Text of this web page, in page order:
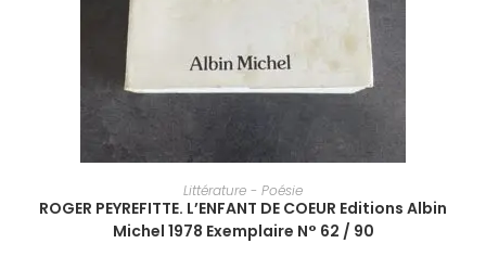
AJOUTER AU PANIER
Littérature - Poésie
ROGER PEYREFITTE. L’ENFANT DE COEUR Editions Albin
Michel 1978 Exemplaire N° 62 / 90